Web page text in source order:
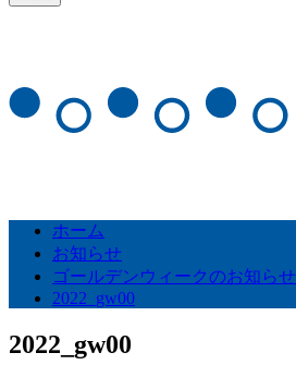
ホーム
お知らせ
ゴールデンウィークのお知らせ
2022_gw00
2022_gw00